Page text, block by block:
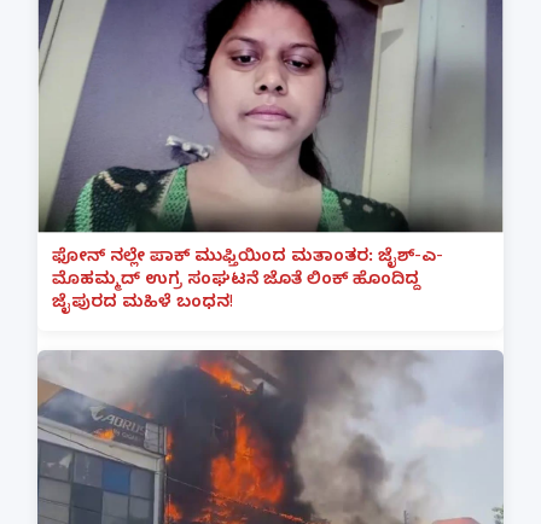
ಫೋನ್ ನಲ್ಲೇ ಪಾಕ್ ಮುಫ್ತಿಯಿಂದ ಮತಾಂತರ: ಜೈಶ್-ಎ-
ಮೊಹಮ್ಮದ್ ಉಗ್ರ ಸಂಘಟನೆ ಜೊತೆ ಲಿಂಕ್ ಹೊಂದಿದ್ದ
ಜೈಪುರದ ಮಹಿಳೆ ಬಂಧನ!